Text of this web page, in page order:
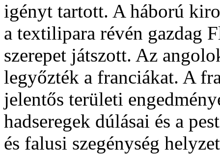
igényt tartott. A háború
a textilipara révén gazdag
szerepet játszott. Az
legyőzték a franciákat. A
jelentős területi
hadseregek dúlásai és a
és falusi szegénység